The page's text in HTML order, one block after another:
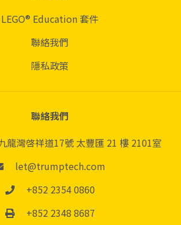
LEGO® Education 套件
聯絡我們
隱私政策
聯絡我們
龍灣啓祥道17號 太豐匯 21 樓 2101室
let@trumptech.com
+852 2354 0860
+852 2348 8687